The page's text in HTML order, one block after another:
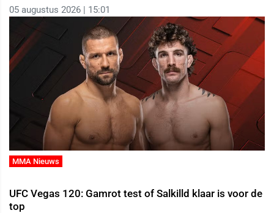
05 augustus 2026 | 15:01
MMA Nieuws
UFC Vegas 120: Gamrot test of Salkilld klaar is voor de
top